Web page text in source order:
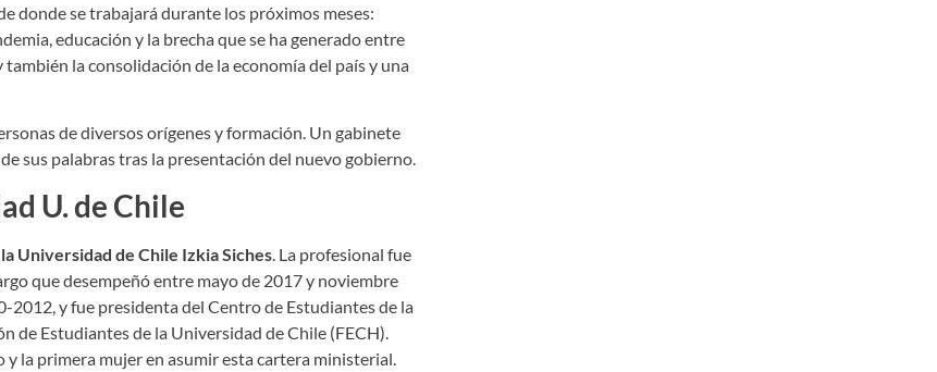
donde se trabajará durante los próximos meses:
educación y la brecha que se ha generado entre
la consolidación de la economía del país y una
de diversos orígenes y formación. Un gabinete
sus palabras tras la presentación del nuevo gobierno.
U. de Chile
Universidad de Chile Izkia Siches . La profesional fue
que desempeñó entre mayo de 2017 y noviembre
y fue presidenta del Centro de Estudiantes de la
de Estudiantes de la Universidad de Chile (FECH).
y la primera mujer en asumir esta cartera ministerial.